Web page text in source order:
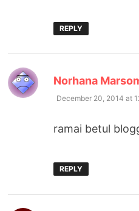
REPLY
Norhana
December 20, 2014 at
ramai betul
REPLY